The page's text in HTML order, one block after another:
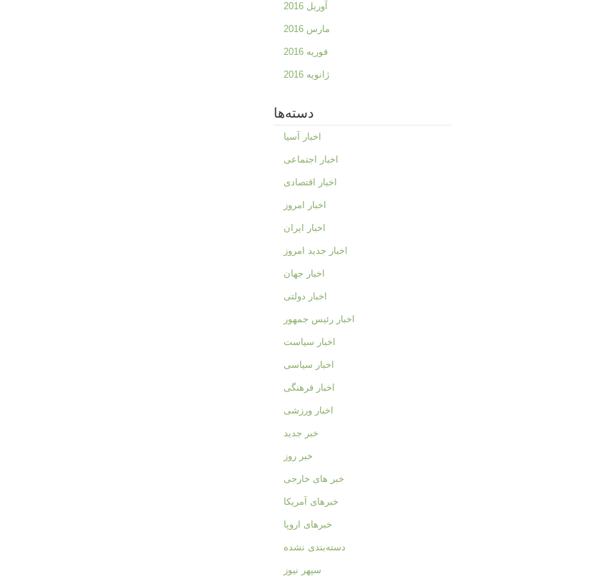
آوریل 2016
مارس 2016
فوریه 2016
ژانویه 2016
دسته‌ها
اخبار آسیا
اخبار اجتماعی
اخبار اقتصادی
اخبار امروز
اخبار ایران
اخبار جدید امروز
اخبار جهان
اخبار دولتی
اخبار رئیس جمهور
اخبار سیاست
اخبار سیاسی
اخبار فرهنگی
اخبار ورزشی
خبر جدید
خبر روز
خبر های خارجی
خبرهای آمریکا
خبرهای اروپا
دسته‌بندی نشده
سپهر نیوز